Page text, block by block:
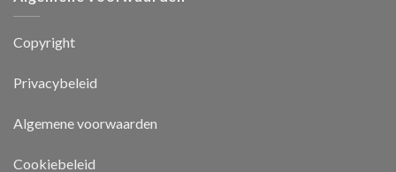
Copyright
Privacybeleid
Algemene voorwaarden
Cookiebeleid